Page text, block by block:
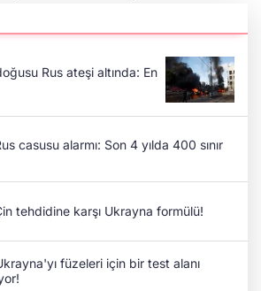
Rus ateşi altında: En
casusu alarmı: Son 4 yılda 400 sınır
tehdidine karşı Ukrayna formülü!
füzeleri için bir test alanı